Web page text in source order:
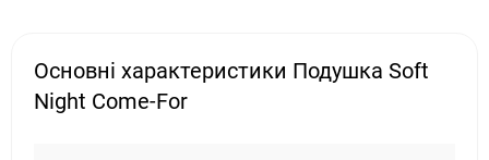
Усередині – штучний лебедячий пух. По-справжньому
повітряний, м'який та гнучкий, він бере все найкраще від
натурального пуху, але без його недоліків. Такий
Основні характеристики Подушка Soft
Night Come-For